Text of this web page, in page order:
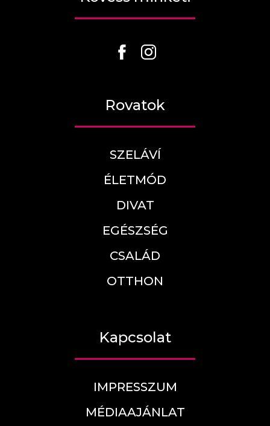
Rovatok
SZELÁVÍ
ÉLETMÓD
DIVAT
EGÉSZSÉG
CSALÁD
OTTHON
Kapcsolat
IMPRESSZUM
MÉDIAAJÁNLAT